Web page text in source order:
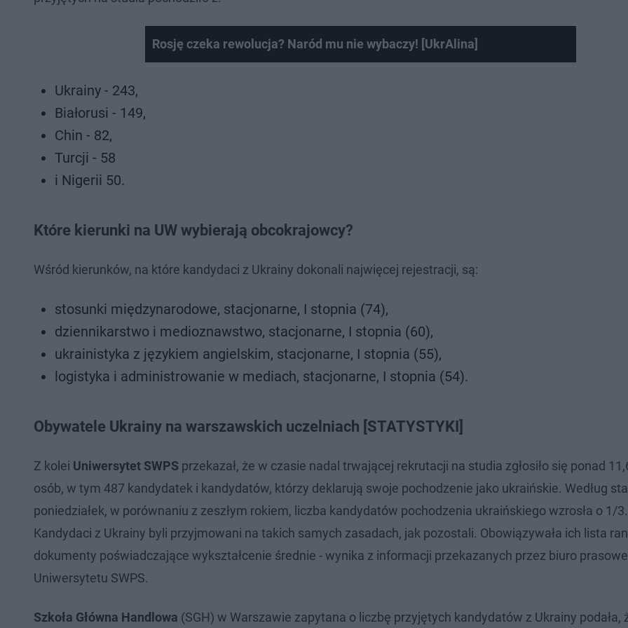
Rosję czeka rewolucja? Naród mu nie wybaczy! [UkrAlina]
Ukrainy - 243,
Białorusi - 149,
Chin - 82,
Turcji - 58
i Nigerii 50.
Które kierunki na UW wybierają obcokrajowcy?
Wśród kierunków, na które kandydaci z Ukrainy dokonali najwięcej rejestracji, są:
stosunki międzynarodowe, stacjonarne, I stopnia (74),
dziennikarstwo i medioznawstwo, stacjonarne, I stopnia (60),
ukrainistyka z językiem angielskim, stacjonarne, I stopnia (55),
logistyka i administrowanie w mediach, stacjonarne, I stopnia (54).
Obywatele Ukrainy na warszawskich uczelniach [STATYSTYKI]
Z kolei Uniwersytet SWPS przekazał, że w czasie nadal trwającej rekrutacji na studia zgłosiło się ponad
osób, w tym 487 kandydatek i kandydatów, którzy deklarują swoje pochodzenie jako ukraińskie. Według
poniedziałek, w porównaniu z zeszłym rokiem, liczba kandydatów pochodzenia ukraińskiego wzrosła o 1/3.
Kandydaci z Ukrainy byli przyjmowani na takich samych zasadach, jak pozostali. Obowiązywała ich lista
dokumenty poświadczające wykształcenie średnie - wynika z informacji przekazanych przez biuro prasowe
Uniwersytetu SWPS.
Szkoła Główna Handlowa (SGH) w Warszawie zapytana o liczbę przyjętych kandydatów z Ukrainy podała,